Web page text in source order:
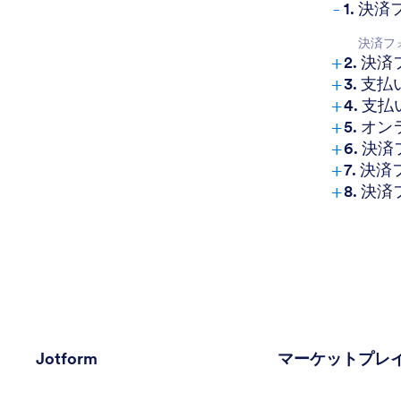
- 1. 決済
決済フ
+2. 決済
+3. 支払
+4. 支払
+5. オン
+6. 決済
+7. 決済
+8. 決済
Jotform マーケットプレ